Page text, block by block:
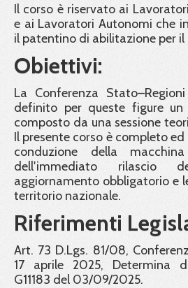
Il corso è riservato ai
e ai Lavoratori Autonomi che
il patentino di abilitazione per
Obiettivi:
La Conferenza
definito per queste figure
composto da una sessione
Il presente corso è completo
conduzione della
dell'immediato rilascio
aggiornamento obbligatorio e
territorio nazionale.
Riferimenti
Art. 73 D.Lgs. 81/08,
17 aprile 2025, Determina
G11183 del 03/09/2025.